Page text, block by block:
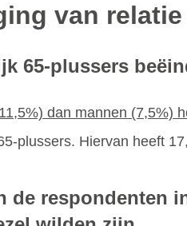
van
65-plussers
dan mannen (7,5%)
plussers. Hiervan heeft
de respondenten